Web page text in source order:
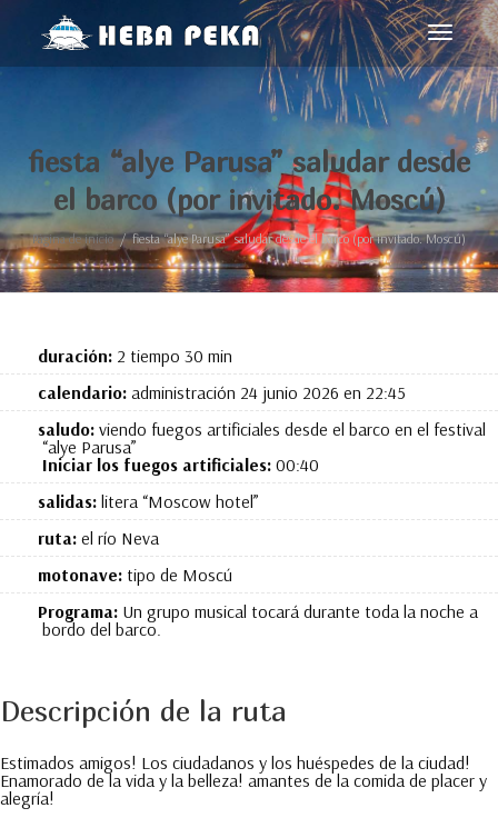
Cambiar
fiesta “alye Parusa” saludar desde
el barco (por invitado. Moscú)
Página de inicio fiesta “alye Parusa” saludar desde el barco (por invitado. Moscú)
duración:2 tiempo 30 min
calendario: administración 24 junio 2026 en 22:45
saludo:viendo fuegos artificiales desde el barco en el festival
“alye Parusa”
Iniciar los fuegos artificiales: 00:40
salidas: litera “Moscow hotel”
ruta:el río Neva
motonave:tipo de Moscú
Programa:Un grupo musical tocará durante toda la noche a
bordo del barco.
Descripción de la ruta
Estimados amigos! Los ciudadanos y los huéspedes de la ciudad!
Enamorado de la vida y la belleza! amantes de la comida de placer y
alegría!